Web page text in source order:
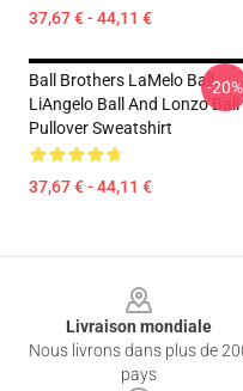
37,67 € - 44,11 €
Ball Brothers LaMelo Ball
LiAngelo Ball And Lonzo Ball
Pullover Sweatshirt
37,67 € - 44,11 €
-20%
Livraison mondiale
Nous livrons dans plus de
pays